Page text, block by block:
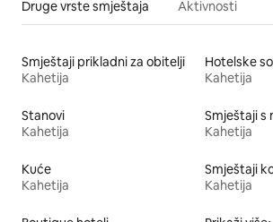
Druge vrste smještaja Aktivnosti
Smještaji prikladni za obitelji
Kahetija
Hotelske
Kahetija
Stanovi
Kahetija
Smještaji s
Kahetija
Kuće
Kahetija
Kahetija